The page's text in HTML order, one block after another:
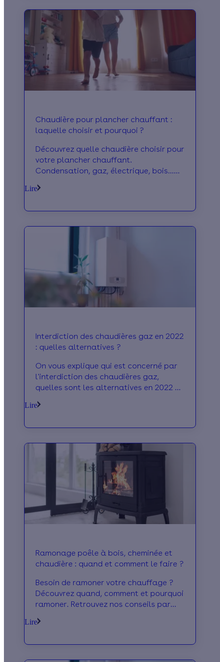
Chaudière pour plancher chauffant :
laquelle choisir et pourquoi ?
Découvrez quelle chaudière choisir pour
votre plancher chauffant.
Condensation, gaz, électrique, bois...
de chauffage.
Lire
Interdiction des chaudières gaz en 2022
: quelles alternatives ?
On vous explique qui est concerné par
l'interdiction des chaudières gaz,
quelles sont les alternatives en 2022 et
moindre coût.
Lire
Ramonage poêle à bois, cheminée et
chaudière : quand et comment le faire ?
Besoin de ramoner votre chauffage ?
Découvrez quand, comment et pourquoi
ramoner. Retrouvez nos conseils par
cheminée.
Lire